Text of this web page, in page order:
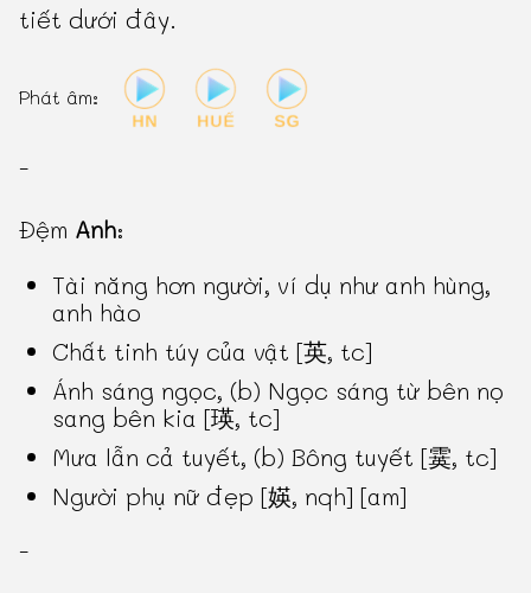
tiết dưới đây.
Phát âm:
-
Đệm Anh:
Tài năng hơn người, ví dụ như anh hùng,
anh hào
Chất tinh túy của vật [英, tc]
Ánh sáng ngọc, (b) Ngọc sáng từ bên nọ
sang bên kia [瑛, tc]
Mưa lẫn cả tuyết, (b) Bông tuyết [霙, tc]
Người phụ nữ đẹp [媖, nqh] [am]
-